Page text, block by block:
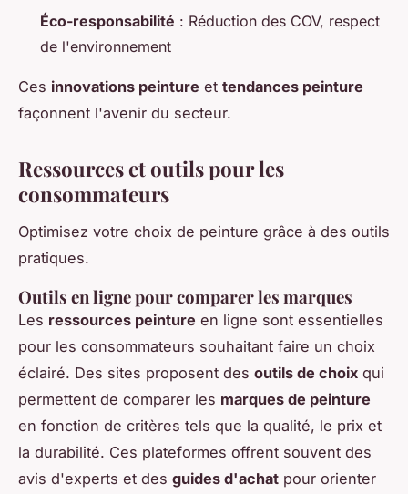
Éco-responsabilité : Réduction des COV, respect
de l'environnement
Ces innovations peinture et tendances peinture
façonnent l'avenir du secteur.
Ressources et outils pour les
consommateurs
Optimisez votre choix de peinture grâce à des outils
pratiques.
Outils en ligne pour comparer les marques
Les ressources peinture en ligne sont essentielles
pour les consommateurs souhaitant faire un choix
éclairé. Des sites proposent des outils de choix qui
permettent de comparer les marques de peinture
en fonction de critères tels que la qualité, le prix et
la durabilité. Ces plateformes offrent souvent des
avis d'experts et des guides d'achat pour orienter